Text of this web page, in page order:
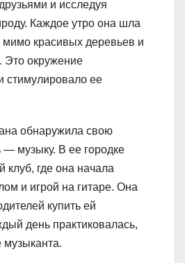
и исследуя
Каждое утро она шла
мимо красивых деревьев и
Это окружение
стимулировало ее
обнаружила свою
— музыку. В ее городке
где она начала
и игрой на гитаре. Она
купить ей
день практиковалась,
музыканта.